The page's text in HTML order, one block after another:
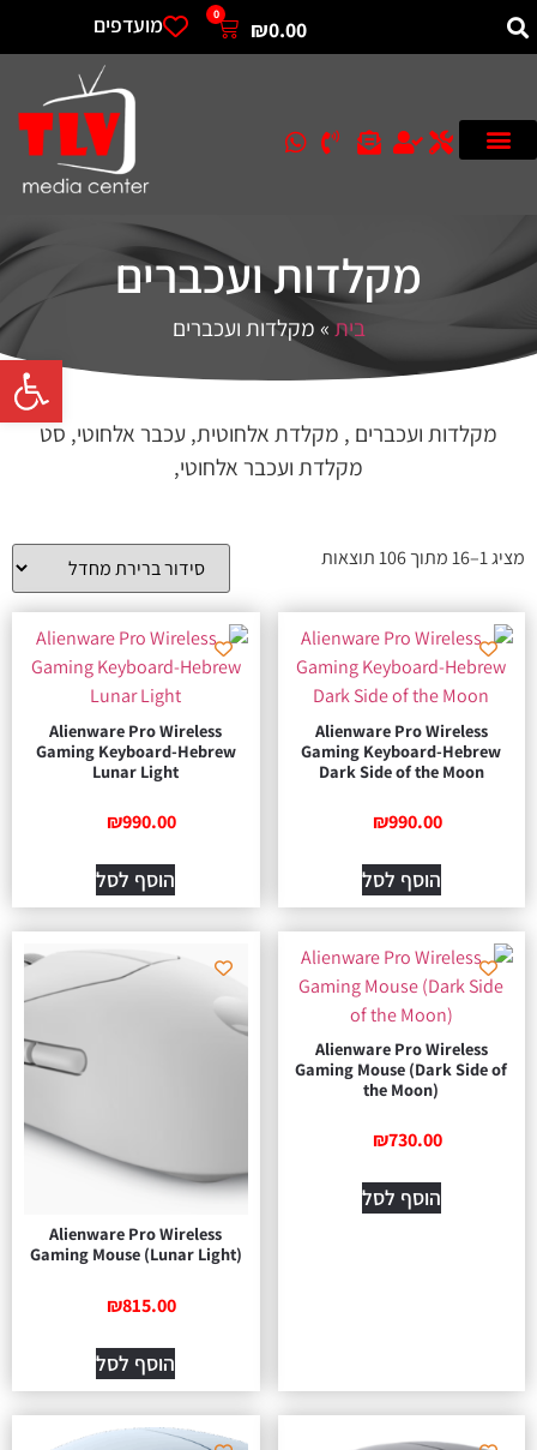
פתח
₪0.00
0 מועדפים
מקלדות ועכברים
בית»מקלדות ועכברים
מקלדות ועכברים , מקלדת אלחוטית, עכבר אלחוטי, סט
מקלדת ועכבר אלחוטי,
מציג 1–16 מתוך 106 תוצאות
Alienware Pro Wireless
Gaming Keyboard-Hebrew
Dark Side of the Moon
₪990.00
הוסף לסל
Alienware Pro Wireless
Gaming Keyboard-Hebrew
Lunar Light
₪990.00
הוסף לסל
Alienware Pro Wireless
Gaming Mouse (Dark Side of
the Moon)
₪730.00
הוסף לסל
Alienware Pro Wireless
Gaming Mouse (Lunar Light)
₪815.00
הוסף לסל